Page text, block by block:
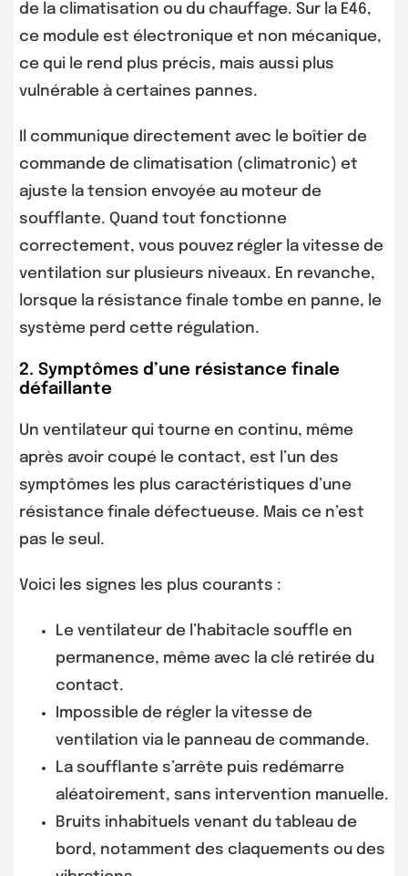
de la climatisation ou du chauffage. Sur la E46,
ce module est électronique et non mécanique,
ce qui le rend plus précis, mais aussi plus
vulnérable à certaines pannes.
Il communique directement avec le boîtier de
commande de climatisation (climatronic) et
ajuste la tension envoyée au moteur de
soufflante. Quand tout fonctionne
correctement, vous pouvez régler la vitesse de
ventilation sur plusieurs niveaux. En revanche,
lorsque la résistance finale tombe en panne, le
système perd cette régulation.
2. Symptômes d’une résistance finale
défaillante
Un ventilateur qui tourne en continu, même
après avoir coupé le contact, est l’un des
symptômes les plus caractéristiques d’une
résistance finale défectueuse. Mais ce n’est
pas le seul.
Voici les signes les plus courants :
Le ventilateur de l’habitacle souffle en
permanence, même avec la clé retirée du
contact.
Impossible de régler la vitesse de
ventilation via le panneau de commande.
La soufflante s’arrête puis redémarre
aléatoirement, sans intervention manuelle.
Bruits inhabituels venant du tableau de
bord, notamment des claquements ou des